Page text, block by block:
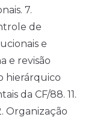
7.
de
e
e revisão
hierárquico
da CF/88. 11.
Organização